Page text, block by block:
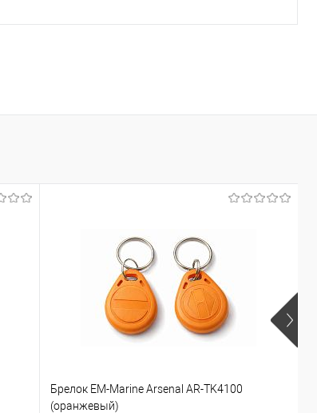
Брелок EM-Marine Arsenal AR-TK4100
(оранжевый)